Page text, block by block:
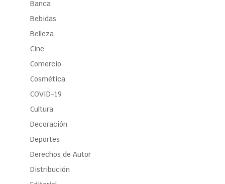
Banca
Bebidas
Belleza
Cine
Comercio
Cosmética
COVID-19
Cultura
Decoración
Deportes
Derechos de Autor
Distribución